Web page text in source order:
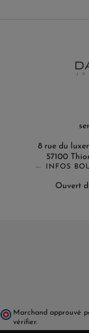
8 rue du
57100
INFOS
Ouvert
Marchand approuvé
vérifier.